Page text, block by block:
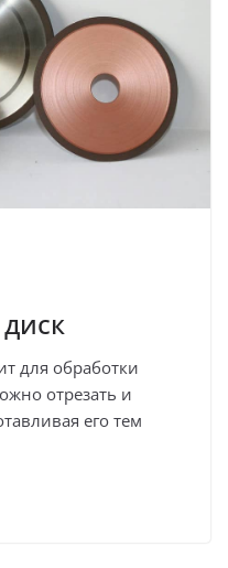
для обработки
отрезать и
его тем